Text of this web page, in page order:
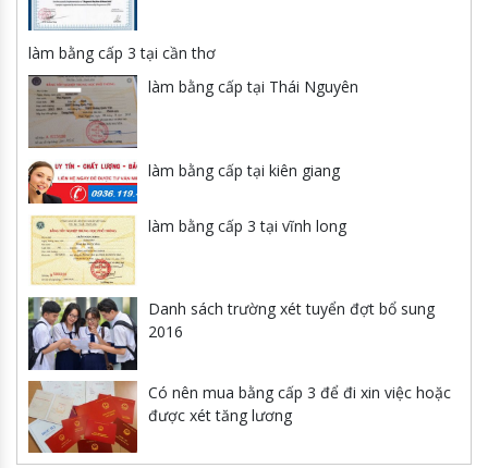
làm bằng cấp 3 tại cần thơ
làm bằng cấp tại Thái Nguyên
làm bằng cấp tại kiên giang
làm bằng cấp 3 tại vĩnh long
Danh sách trường xét tuyển đợt bổ sung
2016
Có nên mua bằng cấp 3 để đi xin việc hoặc
được xét tăng lương